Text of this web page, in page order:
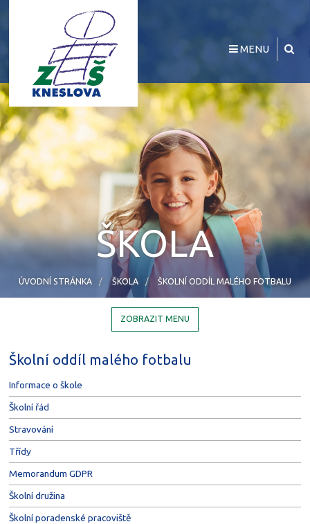
MENU
ŠKOLA
ÚVODNÍ STRÁNKA ŠKOLA ŠKOLNÍ ODDÍL MALÉHO FOTBALU
Informace o škole
Školní řád
Stravování
Třídy
Memorandum GDPR
Školní družina
Školní poradenské pracoviště
ZOBRAZIT MENU
Školní oddíl malého fotbalu